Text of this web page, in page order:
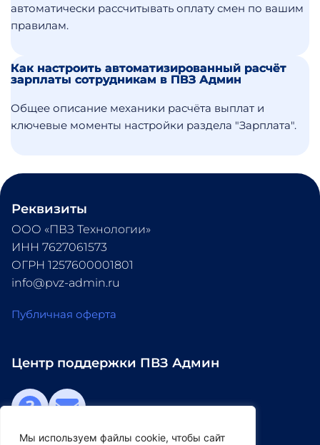
Мы используем файлы cookie, чтобы сайт
автоматически рассчитывать оплату смен по вашим
правилам.
Как настроить автоматизированный расчёт
зарплаты сотрудникам в ПВЗ Админ
Общее описание механики расчёта выплат и
ключевые моменты настройки раздела "Зарплата".
Реквизиты
ООО «ПВЗ Технологии»
ИНН 7627061573
ОГРН 1257600001801
info@pvz-admin.ru
Публичная оферта
Центр поддержки ПВЗ Админ